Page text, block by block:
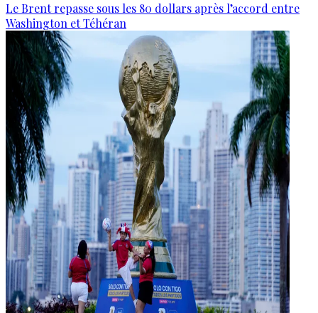
Le Brent repasse sous les 80 dollars après l’accord entre
Washington et Téhéran